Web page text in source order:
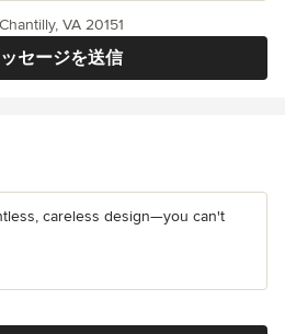
セージを送信
VA 20151
careless design—you can't